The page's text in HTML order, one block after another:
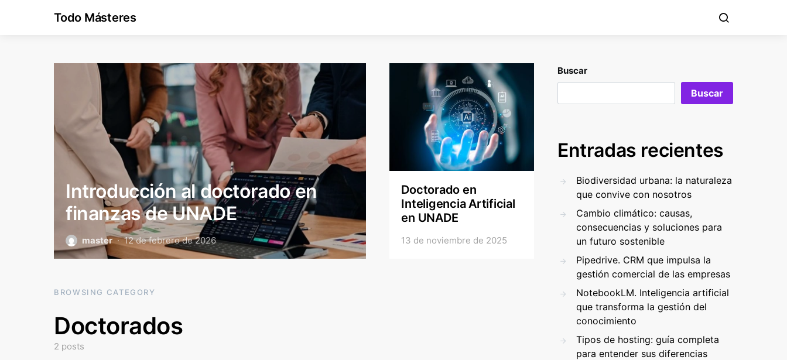
Todo Másteres
Introducción al doctorado en
finanzas de UNADE
master 12 de febrero de 2026
Doctorado en
Inteligencia Artificial
en UNADE
13 de noviembre de 2025
BROWSING CATEGORY
Doctorados
2 posts
Buscar
Buscar
Entradas recientes
Biodiversidad urbana: la naturaleza
que convive con nosotros
Cambio climático: causas,
consecuencias y soluciones para
un futuro sostenible
Pipedrive. CRM que impulsa la
gestión comercial de las empresas
NotebookLM. Inteligencia artificial
que transforma la gestión del
conocimiento
Tipos de hosting: guía completa
para entender sus diferencias